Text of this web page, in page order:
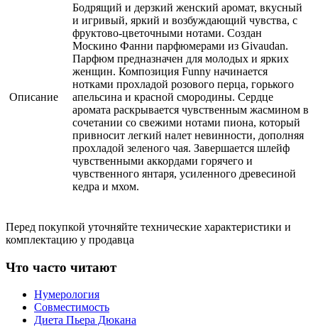
Описание
Бодрящий и дерзкий женский аромат, вкусный
и игривый, яркий и возбуждающий чувства, с
фруктово-цветочными нотами. Создан
Москино Фанни парфюмерами из Givaudan.
Парфюм предназначен для молодых и ярких
женщин. Композиция Funny начинается
нотками прохладой розового перца, горького
апельсина и красной смородины. Сердце
аромата раскрывается чувственным жасмином в
сочетании со свежими нотами пиона, который
привносит легкий налет невинности, дополняя
прохладой зеленого чая. Завершается шлейф
чувственными аккордами горячего и
чувственного янтаря, усиленного древесиной
кедра и мхом.
Перед покупкой уточняйте технические характеристики и
комплектацию у продавца
Что часто читают
Нумерология
Совместимость
Диета Пьера Дюкана